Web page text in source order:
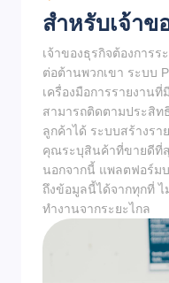
สำหรับเจ้าข
เจ้าของธุรกิจต้องการ
ต่อต้านพวกเขา ระบบ
เครื่องมือการรายงาน
สามารถติดตามประสิ
ลูกค้าได้ ระบบสร้างรา
คุณระบุสินค้าที่ขายดีที่
นอกจากนี้ แพลตฟอร์ม
ถึงข้อมูลนี้ได้จากทุกที่
ทำงานจากระยะไกล